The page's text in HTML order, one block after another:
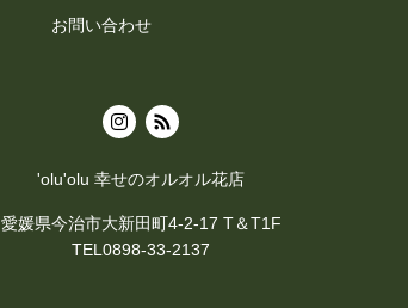
お問い合わせ
'olu'olu 幸せのオルオル花店
愛媛県今治市大新田町4-2-17 T＆T1F
TEL0898-33-2137